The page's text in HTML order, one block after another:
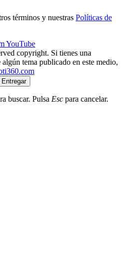
términos y nuestras Políticas de
YouTube
copyright. Si tienes una
tema publicado en este medio,
Entregar
buscar. Pulsa Esc para cancelar.